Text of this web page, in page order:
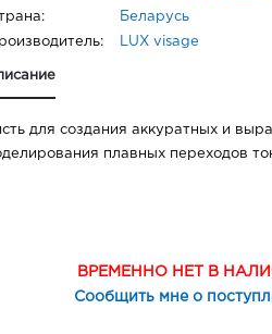
Беларусь
LUX visage
для создания аккуратных и
плавных переходов
ВРЕМЕННО НЕТ В
Сообщить мне о